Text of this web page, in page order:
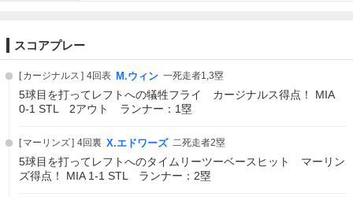
スコアプレー
カージナルス 4回表 M.ウィン 一死走者1,3塁
5球目を打ってレフトへの犠牲フライ カージナルス得点！ MIA
0-1 STL 2アウト ランナー：1塁
マーリンズ 4回裏 X.エドワーズ 二死走者2塁
5球目を打ってレフトへのタイムリーツーベースヒット マーリン
ズ得点！ MIA 1-1 STL ランナー：2塁